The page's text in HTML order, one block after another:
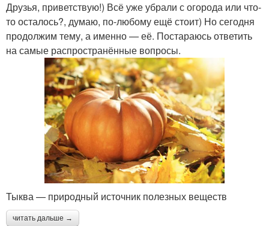
Друзья, приветствую!) Всё уже убрали с огорода или что-
то осталось?, думаю, по-любому ещё стоит) Но сегодня
продолжим тему, а именно — её. Постараюсь ответить
на самые распространённые вопросы.
Тыква — природный источник полезных веществ
читать дальше →